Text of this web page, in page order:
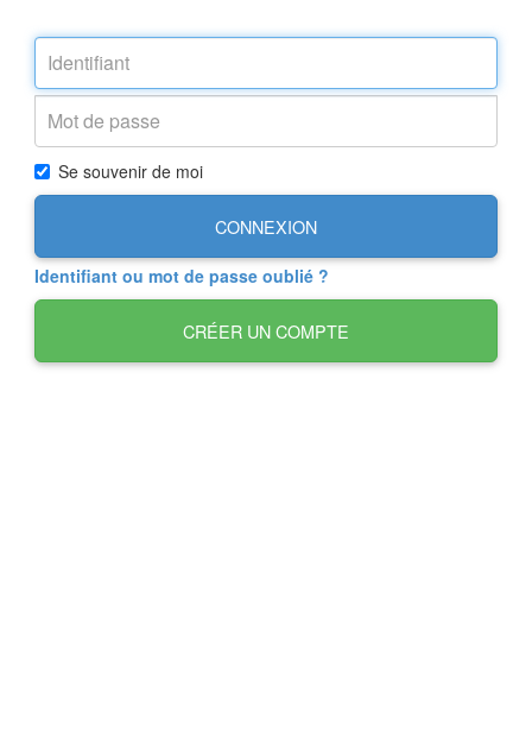
Se souvenir de moi
CONNEXION
Identifiant ou mot de passe oublié ?
CRÉER UN COMPTE